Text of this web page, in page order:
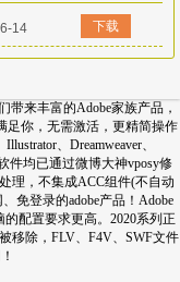
14 下载
来丰富的Adobe家族产品，
足你，无需激活，更精简操作
、Dreamweaver、
件均已通过微博大神vposy修
理，不集成ACC组件(不自动
免登录的adobe产品！Adobe
配置要求更高。2020系列正
移除，FLV、F4V、SWF文件